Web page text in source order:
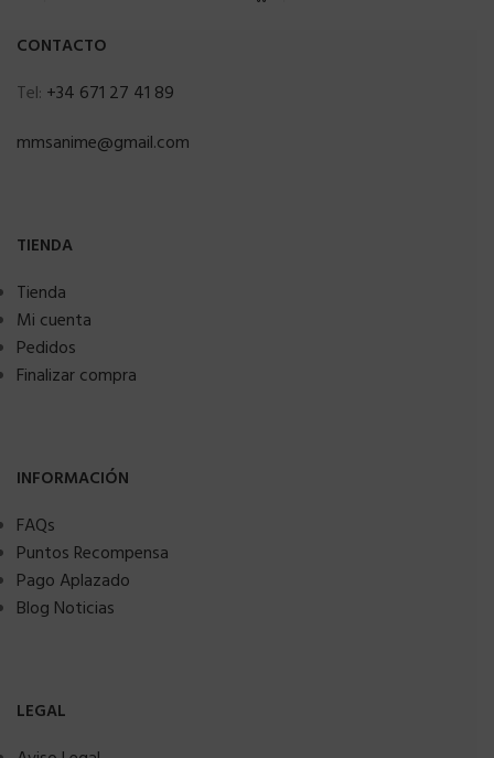
CONTACTO
Tel: +34 671 27 41 89
mmsanime@gmail.com
TIENDA
Tienda
Mi cuenta
Pedidos
Finalizar compra
INFORMACIÓN
FAQs
Puntos Recompensa
Pago Aplazado
Blog Noticias
LEGAL